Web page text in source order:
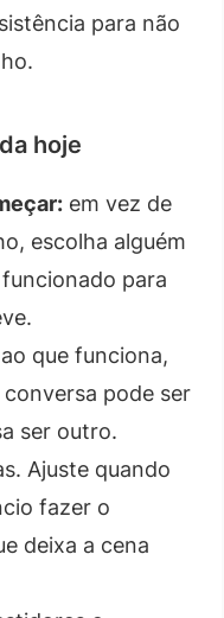
para não
hoje
em vez de
escolha alguém
para
que funciona,
pode ser
ser outro.
Ajuste quando
fazer o
deixa a cena